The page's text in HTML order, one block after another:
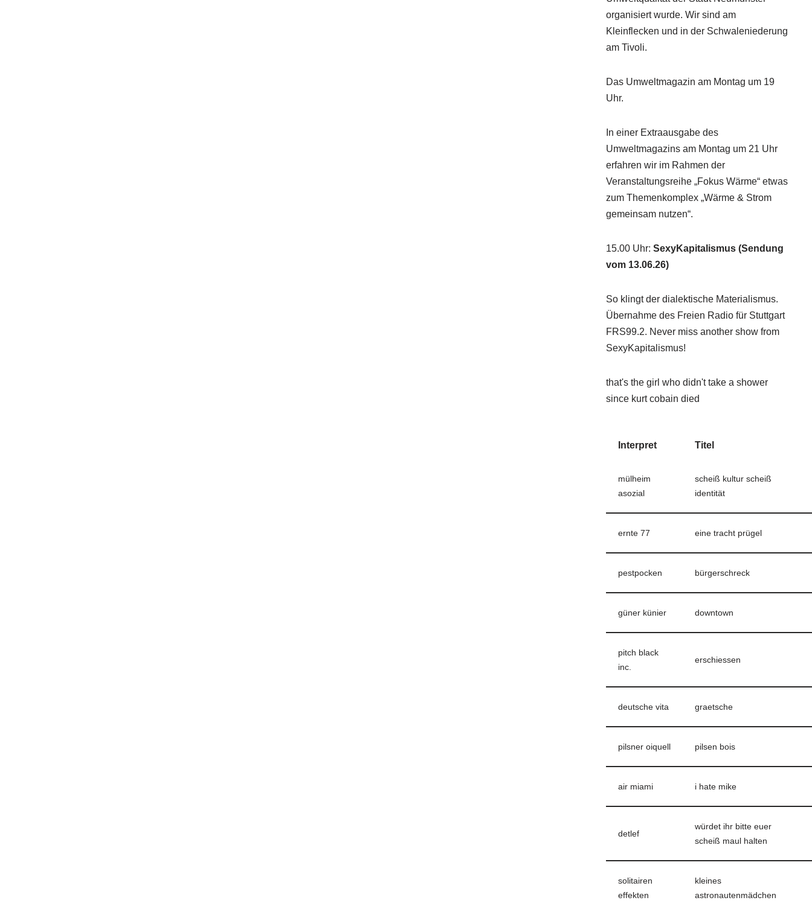
organisiert wurde. Wir sind am
Kleinflecken und in der Schwaleniederung
am Tivoli.
Das Umweltmagazin am Montag um 19
Uhr.
In einer Extraausgabe des
Umweltmagazins am Montag um 21 Uhr
erfahren wir im Rahmen der
Veranstaltungsreihe „Fokus Wärme“ etwas
zum Themenkomplex „Wärme & Strom
gemeinsam nutzen“.
15.00 Uhr: SexyKapitalismus (Sendung
vom 13.06.26)
So klingt der dialektische Materialismus.
Übernahme des Freien Radio für Stuttgart
FRS99.2. Never miss another show from
SexyKapitalismus!
that's the girl who didn't take a shower
since kurt cobain died
Interpret Titel
mülheim
asozial
scheiß kultur scheiß
identität
ernte 77 eine tracht prügel
pestpocken bürgerschreck
güner künier downtown
pitch black
inc.
erschiessen
deutsche vita graetsche
pilsner oiquell pilsen bois
air miami i hate mike
detlef
würdet ihr bitte euer
scheiß maul halten
solitairen
effekten
kleines
astronautenmädchen